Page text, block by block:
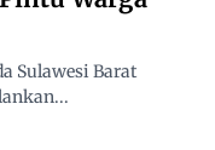
Sulawesi Barat